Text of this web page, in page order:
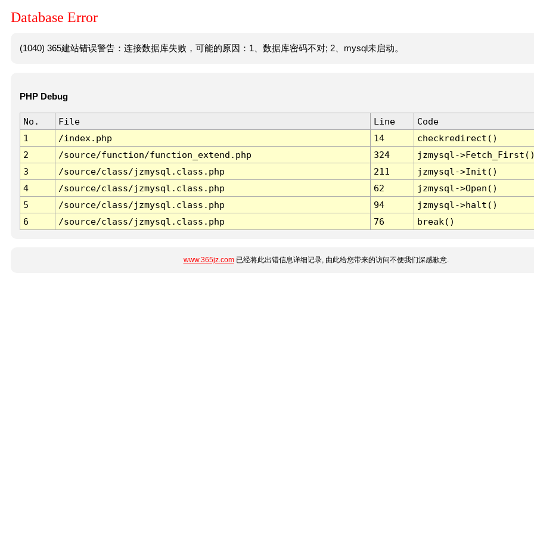
Database Error
(1040) 365建站错误警告：连接数据库失败，可能的原因：1、数据库密码不对; 2、mysql未启动。
PHP Debug
No. File Line
Code
1
/index.php 14
checkredirect()
2
/source/function/function_extend.php 324
jzmysql-
3
/source/class/jzmysql.class.php 211
jzmysql->Init()
4
/source/class/jzmysql.class.php 62
jzmysql->Open()
5
/source/class/jzmysql.class.php 94
jzmysql->halt()
6
/source/class/jzmysql.class.php 76 break()
www.365jz.com已经将此出错信息详细记录, 由此给您带来的访问不便我们深感歉意.